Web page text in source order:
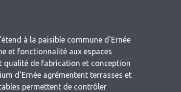
à la paisible commune d'Ernée
et fonctionnalité aux espaces
qualité de fabrication et conception
d'Ernée agrémentent terrasses et
permettent de contrôler